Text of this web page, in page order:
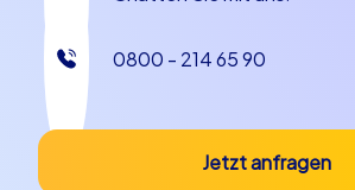
0800 - 214 65 90
Jetzt anfragen